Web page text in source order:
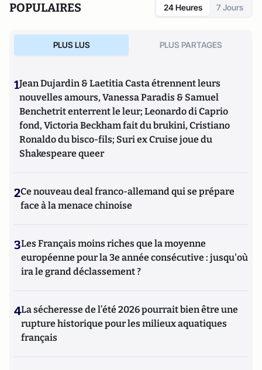
POPULAIRES 24 Heures 7 Jours
PLUS LUS PLUS PARTAGES
1Jean Dujardin & Laetitia Casta étrennent leurs
nouvelles amours, Vanessa Paradis & Samuel
Benchetrit enterrent le leur; Leonardo di Caprio
fond, Victoria Beckham fait du brukini, Cristiano
Ronaldo du bisco-fils; Suri ex Cruise joue du
Shakespeare queer
2Ce nouveau deal franco-allemand qui se prépare
face à la menace chinoise
3Les Français moins riches que la moyenne
européenne pour la 3e année consécutive : jusqu'où
ira le grand déclassement ?
4La sécheresse de l’été 2026 pourrait bien être une
rupture historique pour les milieux aquatiques
français